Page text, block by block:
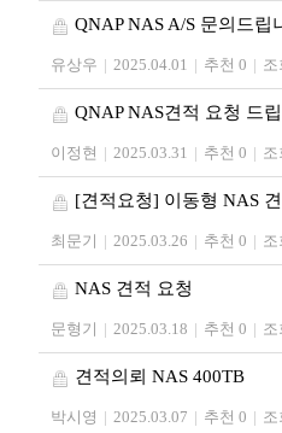
QNAP NAS A/S 문의드립
유상우 | 2025.04.01 | 추천 0 | 조
QNAP NAS견적 요청 드
이정현 | 2025.03.31 | 추천 0 | 조
[견적요청] 이동형 NAS
최문기 | 2025.03.26 | 추천 0 | 조
NAS 견적 요청
문형기 | 2025.03.18 | 추천 0 | 조
견적의뢰 NAS 400TB
박시영 | 2025.03.07 | 추천 0 | 조